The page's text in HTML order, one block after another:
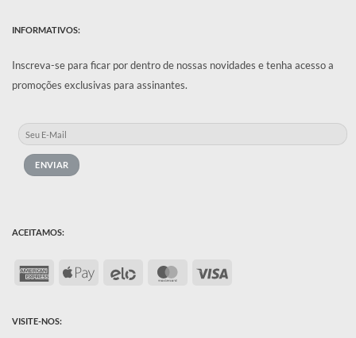
VISITE-NOS:
INFORMATIVOS:
Inscreva-se para ficar por dentro de nossas novidades e tenha acesso a
promoções exclusivas para assinantes.
ACEITAMOS:
AmericanApple
MasterCard